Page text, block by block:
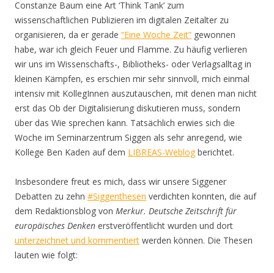
Constanze Baum eine Art ‘Think Tank’ zum
wissenschaftlichen Publizieren im digitalen Zeitalter zu
organisieren, da er gerade “Eine Woche Zeit” gewonnen
habe, war ich gleich Feuer und Flamme. Zu häufig verlieren
wir uns im Wissenschafts-, Bibliotheks- oder Verlagsalltag in
kleinen Kämpfen, es erschien mir sehr sinnvoll, mich einmal
intensiv mit KollegInnen auszutauschen, mit denen man nicht
erst das Ob der Digitalisierung diskutieren muss, sondern
über das Wie sprechen kann. Tatsächlich erwies sich die
Woche im Seminarzentrum Siggen als sehr anregend, wie
Kollege Ben Kaden auf dem LIBREAS-Weblogberichtet.
Insbesondere freut es mich, dass wir unsere Siggener
Debatten zu zehn #Siggenthesen verdichten konnten, die auf
dem Redaktionsblog von Merkur. Deutsche Zeitschrift für
europäisches Denken erstveröffentlicht wurden und dort
unterzeichnet und kommentiert werden können. Die Thesen
lauten wie folgt: